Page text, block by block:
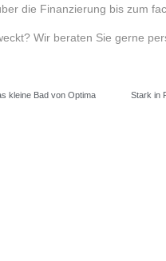
die Finanzierung bis zum
Wir beraten Sie gerne
kleine Bad von Optima